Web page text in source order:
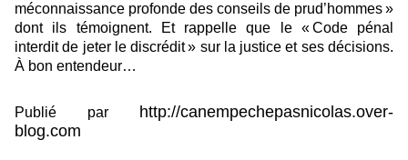
méconnaissance profonde des conseils de prud’hommes »
dont ils témoignent. Et rappelle que le « Code pénal
interdit de jeter le discrédit » sur la justice et ses décisions.
À bon entendeur…
Publié par
http://canempechepasnicolas.over-
blog.com